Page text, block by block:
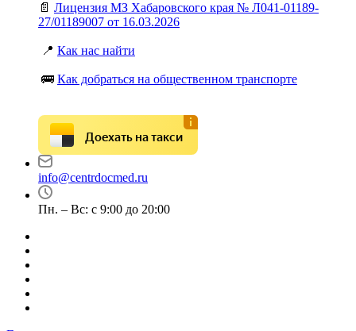
📄 Лицензия МЗ Хабаровского края № Л041-01189-
27/01189007 от 16.03.2026
📍 Как нас найти
🚌 Как добраться на общественном транспорте
Доехать на такси
info@centrdocmed.ru
Пн. – Вс: с 9:00 до 20:00